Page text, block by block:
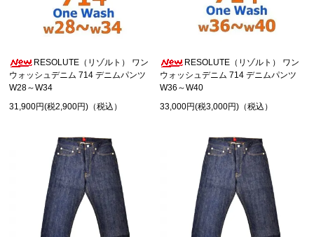
RESOLUTE（リゾルト） ワン
ウォッシュデニム 714 デニムパンツ
W28～W34
31,900円(税2,900円)（税込）
RESOLUTE（リゾルト） ワン
ウォッシュデニム 714 デニムパンツ
W36～W40
33,000円(税3,000円)（税込）